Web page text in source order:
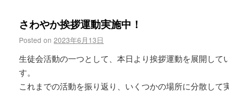
さわやか挨拶運動実施中！
Posted on 2023年6月13日
生徒会活動の一つとして、本日より挨拶運動を展開して
す。
これまでの活動を振り返り、いくつかの場所に分散して